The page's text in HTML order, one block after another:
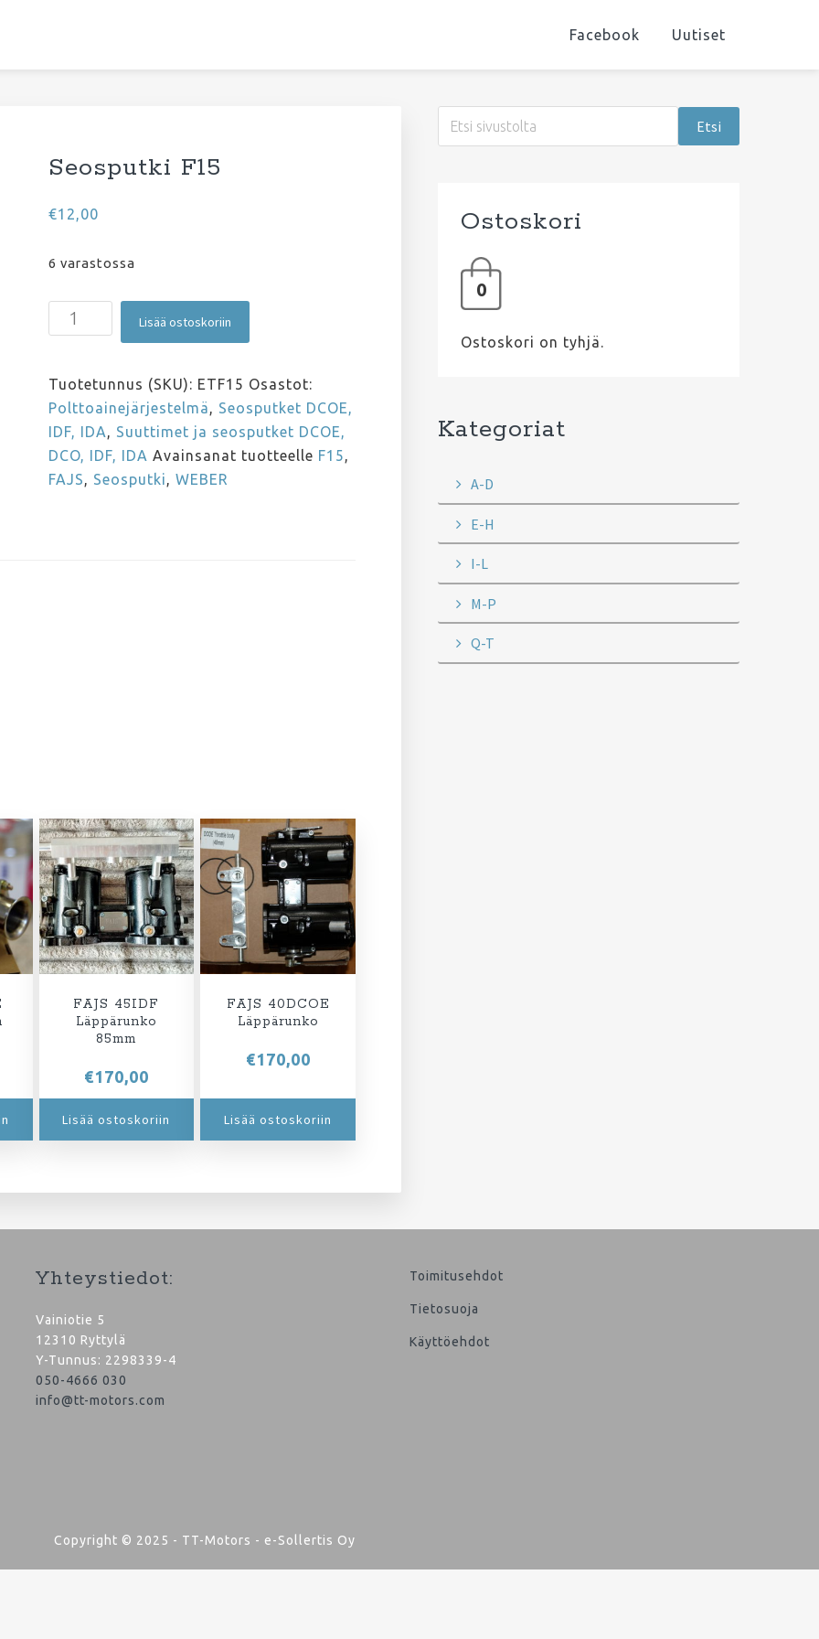
Facebook Uutiset
Seosputki F15
€12,00
6 varastossa
Seosputki
F15
Lisää ostoskoriin
Tuotetunnus (SKU): ETF15 Osastot:
Polttoainejärjestelmä, Seosputket DCOE,
IDF, IDA, Suuttimet ja seosputket DCOE,
DCO, IDF, IDA Avainsanat tuotteelle F15,
FAJS, Seosputki, WEBER
FAJS 45IDF
Läppärunko
85mm
€170,00
Lisää ostoskoriin
FAJS 40DCOE
Läppärunko
€170,00
Lisää ostoskoriin
Ensisijainen
sivupalkki
Ostoskori
0
Ostoskori on tyhjä.
Kategoriat
A-D
E-H
I-L
M-P
Q-T
Yhteystiedot:
Vainiotie 5
12310 Ryttylä
Y-Tunnus: 2298339-4
050-4666 030
info@tt-motors.com
Toimitusehdot
Tietosuoja
Käyttöehdot
Copyright © 2025 - TT-Motors - e-Sollertis Oy